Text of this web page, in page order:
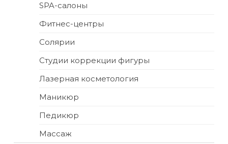
SPA-салоны
Фитнес-центры
Солярии
Студии коррекции фигуры
Лазерная косметология
Маникюр
Педикюр
Массаж